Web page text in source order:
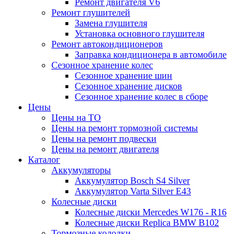
Ремонт двигателя V6
Ремонт глушителей
Замена глушителя
Установка основного глушителя
Ремонт автокондиционеров
Заправка кондиционера в автомобиле
Сезонное хранение колес
Сезонное хранение шин
Сезонное хранение дисков
Сезонное хранение колес в сборе
Цены
Цены на ТО
Цены на ремонт тормозной системы
Цены на ремонт подвески
Цены на ремонт двигателя
Каталог
Аккумуляторы
Аккумулятор Bosch S4 Silver
Аккумулятор Varta Silver E43
Колесные диски
Колесные диски Mercedes W176 - R16
Колесные диски Replica BMW B102